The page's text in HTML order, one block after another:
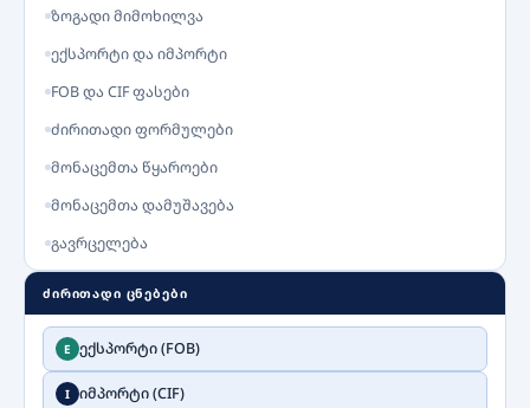
ზოგადი მიმოხილვა
ექსპორტი და იმპორტი
FOB და CIF ფასები
ძირითადი ფორმულები
მონაცემთა წყაროები
მონაცემთა დამუშავება
გავრცელება
ᲫᲘᲠᲘᲗᲐᲓᲘ ᲪᲜᲔᲑᲔᲑᲘ
E ექსპორტი (FOB)
I იმპორტი (CIF)